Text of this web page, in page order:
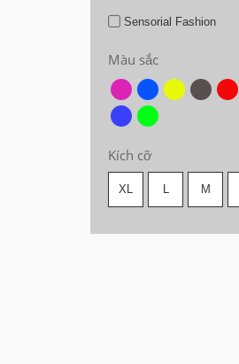
Sensorial Fashion
Màu sắc
Kích cỡ
XL L M